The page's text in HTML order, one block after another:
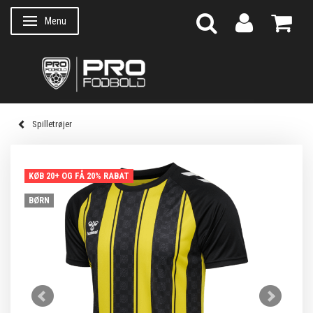
Skifte navigation
Menu
Spilletrøjer
KØB 20+ OG FÅ 20% RABAT
BØRN